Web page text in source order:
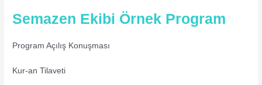
Semazen Ekibi Örnek Program
Program Açılış Konuşması
Kur-an Tilaveti